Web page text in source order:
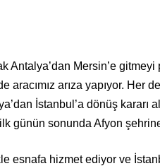
Antalya’dan Mersin’e gitmeyi
arıza yapıyor. Her
İstanbul’a dönüş kararı
günün sonunda Afyon
esnafa hizmet ediyor ve